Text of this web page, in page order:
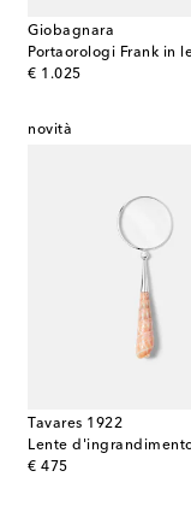
Giobagnara
€ 1.025
original price
novità
Tavares 1922
€ 475
original price